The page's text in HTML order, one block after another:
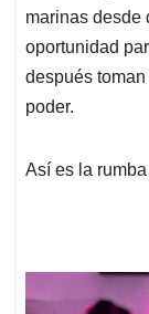
marinas desde
oportunidad
después
poder.
Así es la